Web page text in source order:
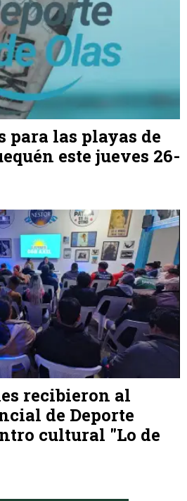
para las playas de
este jueves 26-
recibieron al
de Deporte
cultural "Lo de